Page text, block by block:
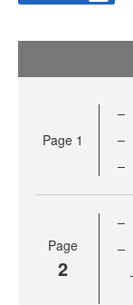
Page 1
Page
2